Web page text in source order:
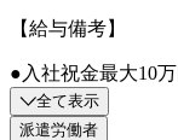
【給与備考】
●入社祝金最大10
全て表示
派遣労働者